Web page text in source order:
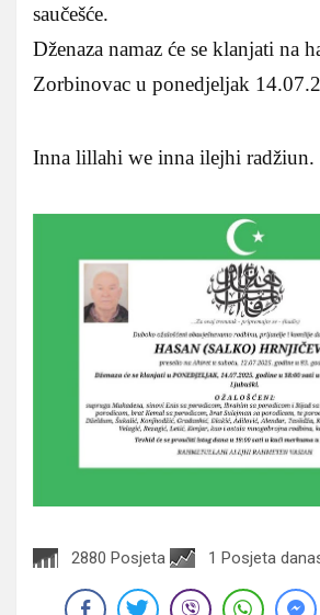
saučešće.
Dženaza namaz će se klanjati na
Zorbinovac u ponedjeljak
Inna lillahi we inna ilejhi radžiun.
2880 Posjeta 1 Posjeta